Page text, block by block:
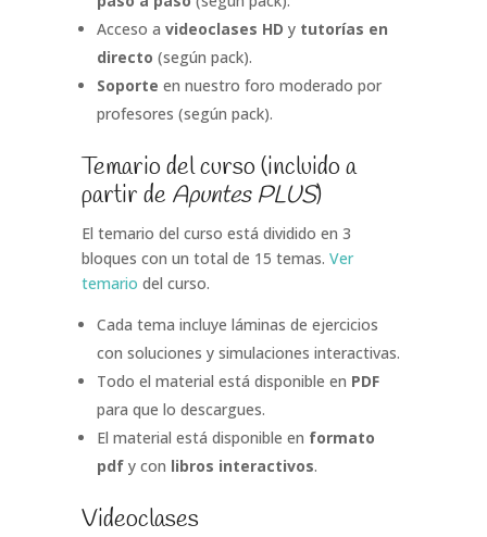
Acceso a videoclases HD y tutorías en
directo (según pack).
Soporte en nuestro foro moderado por
profesores (según pack).
Temario del curso(incluido a
partir de Apuntes PLUS)
El temario del curso está dividido en 3
bloques con un total de 15 temas. Ver
temario del curso.
Cada tema incluye láminas de ejercicios
con soluciones y simulaciones interactivas.
Todo el material está disponible en PDF
para que lo descargues.
El material está disponible en formato
pdfy con libros interactivos.
Videoclases